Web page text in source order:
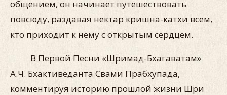
общением, он начинает путешествовать
повсюду, раздавая нектар кришна-катхи всем,
кто приходит к нему с открытым сердцем.
В Первой Песни «Шримад-Бхагаватам»
А.Ч. Бхактиведанта Свами Прабхупада,
комментируя историю прошлой жизни Шри